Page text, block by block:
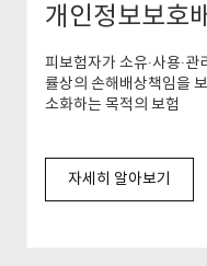
개인정보보호
피보험자가 소유∙사용∙
률상의 손해배상책임을
소화하는 목적의 보험
자세히 알아보기